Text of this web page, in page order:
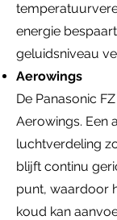
energie
geluidsniveau
Aerowings
De Panasonic
Aerowings. Een
luchtverdeling
blijft continu
punt, waardoor
koud kan